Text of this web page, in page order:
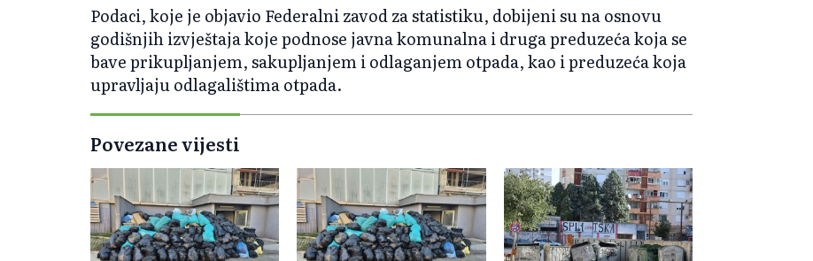
Podaci, koje je objavio Federalni zavod za statistiku, dobijeni su na osnovu
godišnjih izvještaja koje podnose javna komunalna i druga preduzeća koja se
bave prikupljanjem, sakupljanjem i odlaganjem otpada, kao i preduzeća koja
upravljaju odlagalištima otpada.
Povezane vijesti